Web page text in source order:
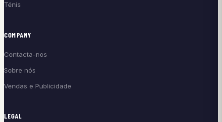
Ténis
COMPANY
Contacta-nos
Sobre nós
Vendas e Publicidade
LEGAL